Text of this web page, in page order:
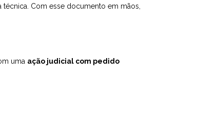
Com esse documento em mãos,
uma ação judicial com pedido